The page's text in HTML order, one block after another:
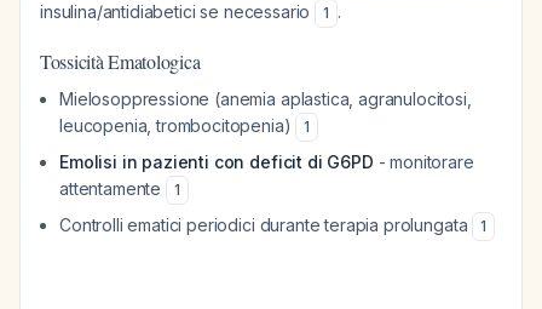
insulina/antidiabetici se necessario
1 .
Tossicità Ematologica
Mielosoppressione (anemia aplastica, agranulocitosi,
leucopenia, trombocitopenia)
1
Emolisi in pazienti con deficit di G6PD - monitorare
attentamente
1
Controlli ematici periodici durante terapia prolungata 1